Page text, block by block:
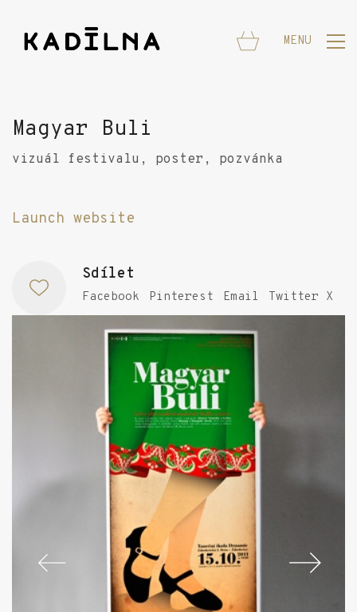
MENU
Magyar Buli
vizuál festivalu, poster, pozvánka
Launch website
Sdílet
Facebook Pinterest Email Twitter X